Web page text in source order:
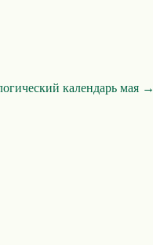
календарь мая →